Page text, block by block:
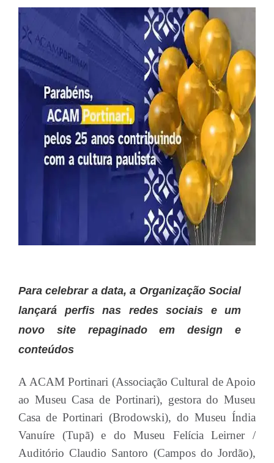
Para celebrar a data, a Organização Social
lançará perfis nas redes sociais e um
novo site repaginado em design e
conteúdos
A ACAM Portinari (Associação Cultural de Apoio
ao Museu Casa de Portinari), gestora do Museu
Casa de Portinari (Brodowski), do Museu Índia
Vanuíre (Tupã) e do Museu Felícia Leirner /
Auditório Claudio Santoro (Campos do Jordão),